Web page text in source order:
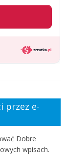
przez e-
Dobre
wpisach.